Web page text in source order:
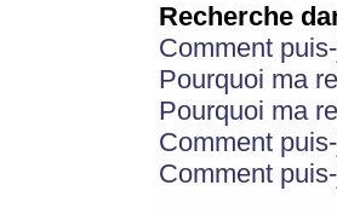
Recherche
Comment
Pourquoi ma
Pourquoi ma
Comment
Comment